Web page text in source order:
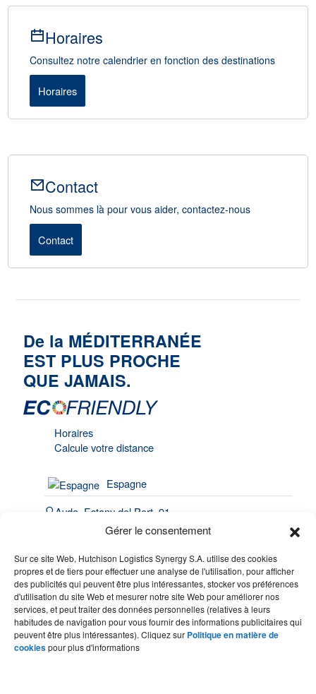
Gérer le consentement
Sur ce site Web, Hutchison Logistics Synergy S.A. utilise des cookies
propres et de tiers pour effectuer une analyse de l'utilisation, pour afficher
des publicités qui peuvent être plus intéressantes, stocker vos préférences
d'utilisation du site Web et mesurer notre site Web pour améliorer nos
services, et peut traiter des données personnelles (relatives à leurs
habitudes de navigation pour vous fournir des informations publicitaires qui
peuvent être plus intéressantes). Cliquez sur Politique en matière de
cookiespour plus d'informations
Horaires
Consultez notre calendrier en fonction des destinations
Horaires
Contact
Nous sommes là pour vous aider, contactez-nous
Contact
De la MÉDITERRANÉE
EST PLUS PROCHE
QUE JAMAIS.
Horaires
Calcule votre distance
Espagne
Avda. Estany del Port, 91
Port de Barcelona | 08820
(34) 93 508 4443
hello@synergy.com.es
France
(33) 7 84 51 70 60